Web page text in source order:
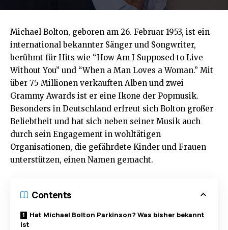
Michael Bolton, geboren am 26. Februar 1953, ist ein
international bekannter Sänger und Songwriter,
berühmt für Hits wie “How Am I Supposed to Live
Without You” und “When a Man Loves a Woman.” Mit
über 75 Millionen verkauften Alben und zwei
Grammy Awards ist er eine Ikone der Popmusik.
Besonders in Deutschland erfreut sich Bolton großer
Beliebtheit und hat sich neben seiner Musik auch
durch sein Engagement in wohltätigen
Organisationen, die gefährdete Kinder und Frauen
unterstützen, einen Namen gemacht.
Contents
Hat Michael Bolton Parkinson? Was bisher bekannt
ist